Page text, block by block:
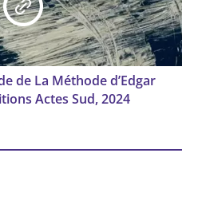
de La Méthode d’Edgar
Actes Sud, 2024